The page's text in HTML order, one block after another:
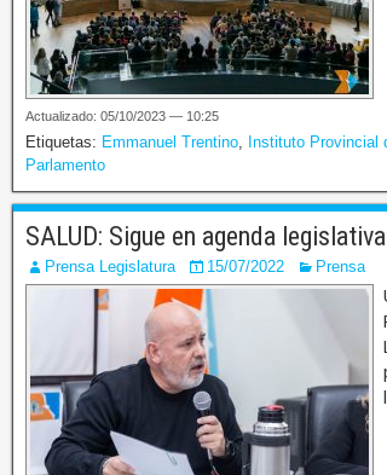
Actualizado: 05/10/2023 — 10:25
Etiquetas: Emmanuel Trentino, Instituto Provincial
Parlamento
SALUD: Sigue en agenda
Prensa Legislatura 15/07/2022 Prensa